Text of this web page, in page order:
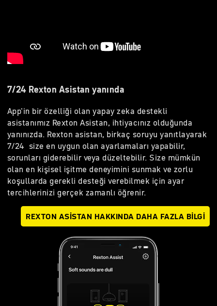
7/24 Rexton Asistan yanında
App'in bir özelliği olan yapay zeka destekli
asistanımız Rexton Asistan, ihtiyacınız olduğunda
yanınızda. Rexton asistan, birkaç soruyu yanıtlayarak
7/24 size en uygun olan ayarlamaları yapabilir,
sorunları giderebilir veya düzeltebilir. Size mümkün
olan en kişisel işitme deneyimini sunmak ve zorlu
koşullarda gerekli desteği verebilmek için ayar
tercihlerinizi gerçek zamanlı öğrenir.
REXTON ASISTAN HAKKINDA DAHA FAZLA BILGI